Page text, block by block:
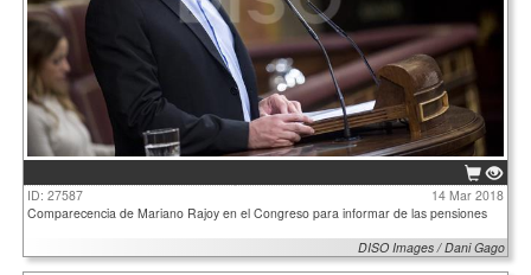
ID: 27587
14 Mar 2018
Comparecencia de Mariano Rajoy en el Congreso para informar de las pensiones
DISO Images / Dani Gago